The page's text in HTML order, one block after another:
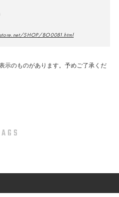
SHOP/BO0081.html
示のものがあります。予めご了承くだ